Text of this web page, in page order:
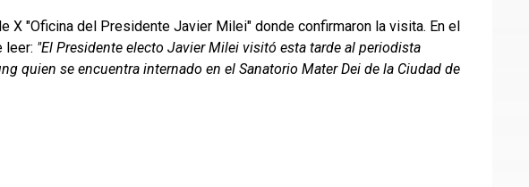
X "Oficina del Presidente Javier Milei" donde confirmaron la visita. En el
leer: "El Presidente electo Javier Milei visitó esta tarde al periodista
quien se encuentra internado en el Sanatorio Mater Dei de la Ciudad de